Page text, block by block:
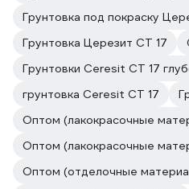
Грунтовка под покраску
Грунтовка Церезит CT 17
Грунтовки Ceresit CT 17
грунтовка Ceresit CT 17
Оптом (лакокрасочные
Оптом (лакокрасочные
Оптом (отделочные